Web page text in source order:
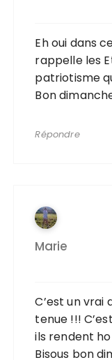
Eh oui dans
rappelle les
patriotisme
Bon
Répondre
Marie
C’est un
tenue !!!
ils rendent
Bisous bon